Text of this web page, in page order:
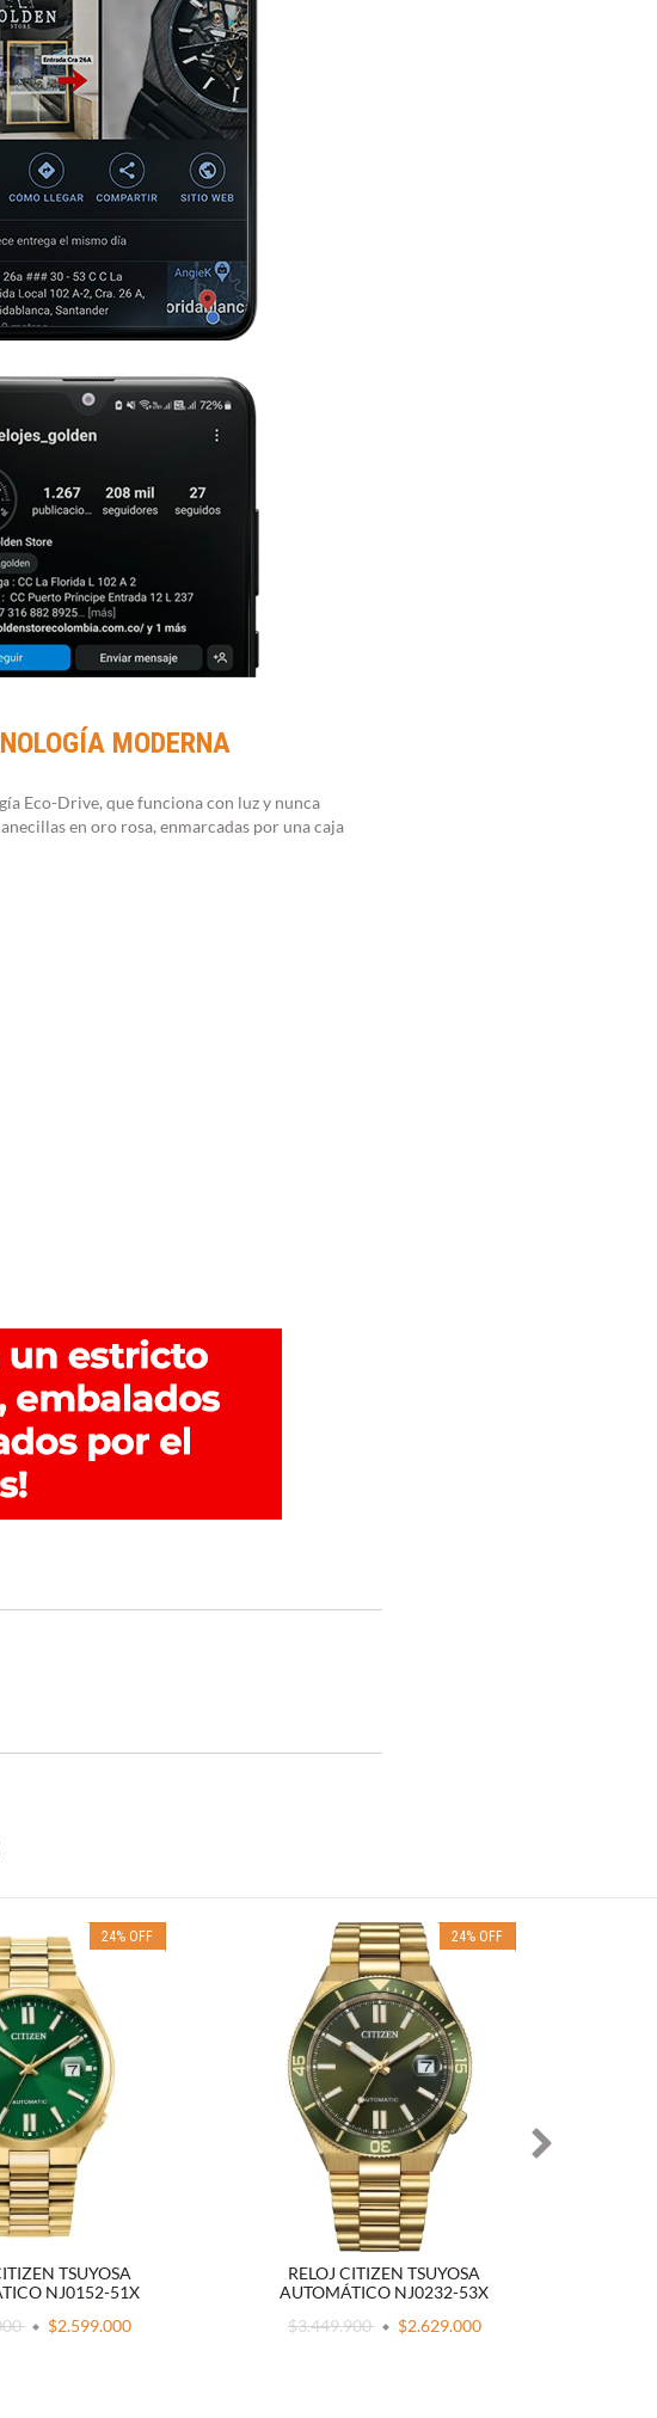
MODERNA
Eco-Drive, que funciona con luz y nunca
en oro rosa, enmarcadas por una caja
24% OFF
TSUYOSA
NJ0152-51X
$2.599.000
24% OFF
RELOJ CITIZEN TSUYOSA
AUTOMÁTICO NJ0232-53X
$3.449.900
$2.629.000